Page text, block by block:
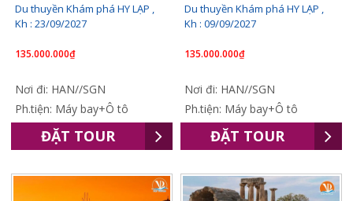
Du thuyền Khám phá HY LẠP ,
Kh : 23/09/2027
135.000.000₫
Nơi đi: HAN//SGN
Ph.tiện: Máy bay+Ô tô
ĐẶT TOUR
Du thuyền Khám phá HY LẠP ,
Kh : 09/09/2027
135.000.000₫
Nơi đi: HAN//SGN
Ph.tiện: Máy bay+Ô tô
ĐẶT TOUR